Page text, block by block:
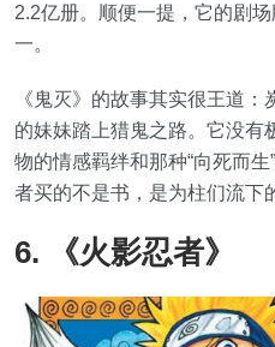
2.2亿册。顺便一提，它的剧
一。
《鬼灭》的故事其实很王道
的妹妹踏上猎鬼之路。它没有
物的情感羁绊和那种“向死而
者买的不是书，是为柱们流下
6. 《火影忍者》